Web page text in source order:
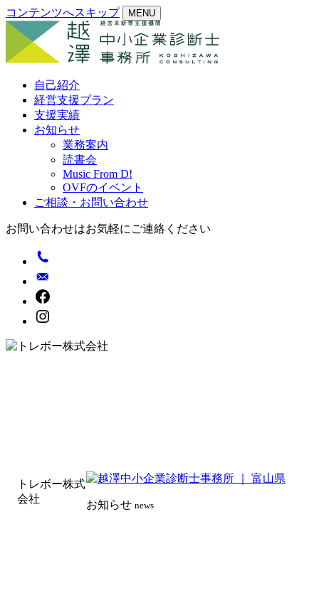
コンテンツへスキップ MENU
自己紹介
経営支援プラン
支援実績
お知らせ
業務案内
読書会
Music From D!
OVFのイベント
ご相談・お問い合わせ
お問い合わせはお気軽にご連絡ください
トレボー株式
会社
お知らせ news